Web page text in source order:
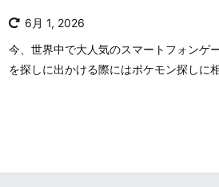
6月 1, 2026
今、世界中で大人気のスマートフォンゲ
を探しに出かける際にはポケモン探しに